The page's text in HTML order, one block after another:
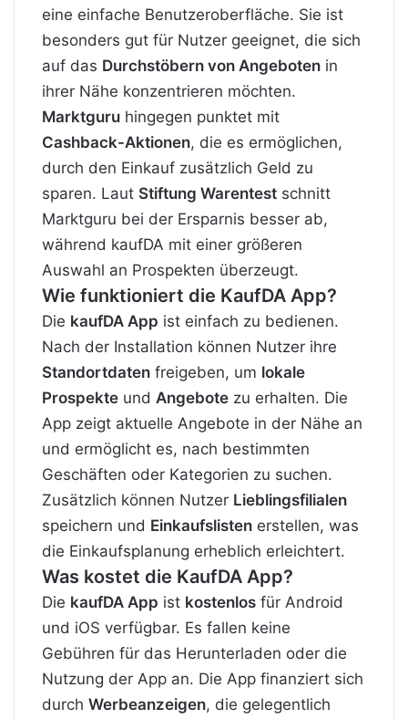
eine einfache Benutzeroberfläche. Sie ist
besonders gut für Nutzer geeignet, die sich
auf das Durchstöbern von Angeboten in
ihrer Nähe konzentrieren möchten.
Marktguru hingegen punktet mit
Cashback-Aktionen, die es ermöglichen,
durch den Einkauf zusätzlich Geld zu
sparen. Laut Stiftung Warentest schnitt
Marktguru bei der Ersparnis besser ab,
während kaufDA mit einer größeren
Auswahl an Prospekten überzeugt​.
Wie funktioniert die KaufDA App?
Die kaufDA App ist einfach zu bedienen.
Nach der Installation können Nutzer ihre
Standortdaten freigeben, um lokale
Prospekte und Angebote zu erhalten. Die
App zeigt aktuelle Angebote in der Nähe an
und ermöglicht es, nach bestimmten
Geschäften oder Kategorien zu suchen.
Zusätzlich können Nutzer Lieblingsfilialen
speichern und Einkaufslisten erstellen, was
die Einkaufsplanung erheblich erleichtert.
Was kostet die KaufDA App?
Die kaufDA App ist kostenlos für Android
und iOS verfügbar. Es fallen keine
Gebühren für das Herunterladen oder die
Nutzung der App an. Die App finanziert sich
durch Werbeanzeigen, die gelegentlich